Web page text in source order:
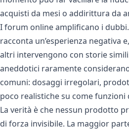
acquisti da mesi o addirittura da
I forum online amplificano i
racconta un’esperienza negativa
altri intervengono con storie
aneddotici raramente
comuni: dosaggi irregolari,
poco realistiche su come funzioni
La verità è che nessun prodotto
di forza invisibile. La maggior